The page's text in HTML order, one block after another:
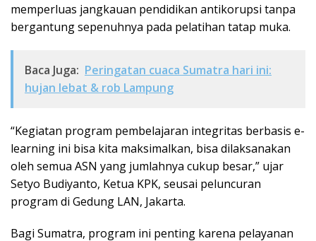
memperluas jangkauan pendidikan antikorupsi tanpa
bergantung sepenuhnya pada pelatihan tatap muka.
Baca Juga: Peringatan cuaca Sumatra hari ini:
hujan lebat & rob Lampung
“Kegiatan program pembelajaran integritas berbasis e-
learning ini bisa kita maksimalkan, bisa dilaksanakan
oleh semua ASN yang jumlahnya cukup besar,” ujar
Setyo Budiyanto, Ketua KPK, seusai peluncuran
program di Gedung LAN, Jakarta.
Bagi Sumatra, program ini penting karena pelayanan